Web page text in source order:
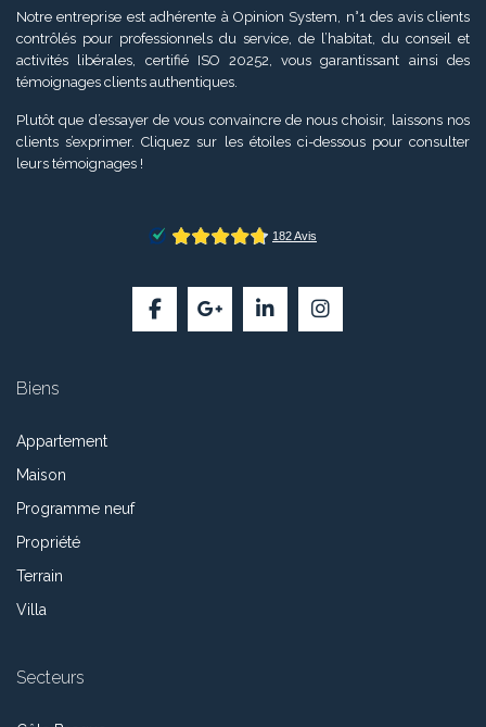
Notre entreprise est adhérente à Opinion System, n°1 des avis clients
contrôlés pour professionnels du service, de l’habitat, du conseil et
activités libérales, certifié ISO 20252, vous garantissant ainsi des
témoignages clients authentiques.
Plutôt que d’essayer de vous convaincre de nous choisir, laissons nos
clients s’exprimer. Cliquez sur les étoiles ci-dessous pour consulter
leurs témoignages !
Biens
Appartement
Maison
Programme neuf
Propriété
Terrain
Villa
Secteurs